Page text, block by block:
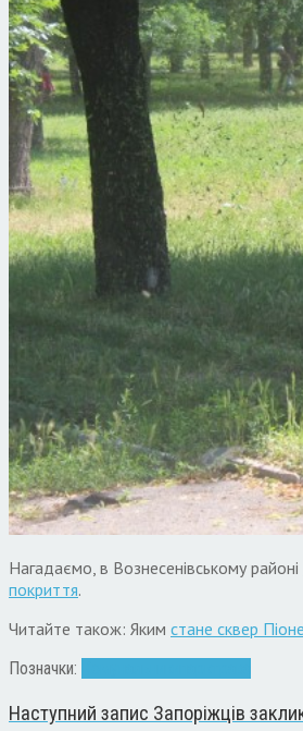
Нагадаємо, в Вознесенівському районі
покриття.
Читайте також: Яким стане сквер
Позначки:
Наступний запис Запоріжців